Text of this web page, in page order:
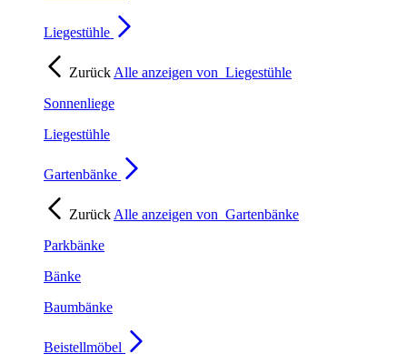
Liegestühle
Zurück Alle anzeigen von Liegestühle
Sonnenliege
Liegestühle
Gartenbänke
Zurück Alle anzeigen von Gartenbänke
Parkbänke
Bänke
Baumbänke
Beistellmöbel